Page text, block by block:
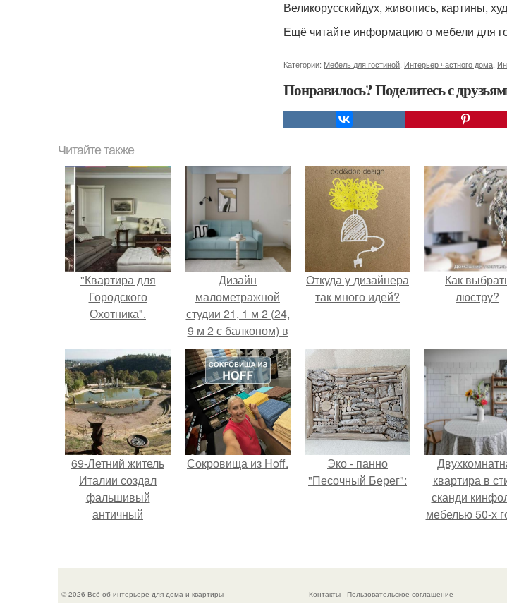
Великорусскийдух, живопись, картины,
Ещё читайте информацию о мебели для
Категории: Мебель для гостиной Интерьер частного дома
Понравилось? Поделитесь с
Читайте также
"Квартира для
Городского
Охотника".
Дизайн
малометражной
студии 21, 1 м 2 (24,
9 м 2 с балконом) в
Краснодаре.
Откуда у дизайнера
так много идей?
Как
люстру?
69-Летний житель
Италии создал
фальшивый
античный
успешно выдавал
историческое
Сокровища из Hoff.
Эко - панно
"Песочный Берег":
квартира в
сканди
мебелью 50-х
© 2026 Всё об интерьере для дома и квартиры Контакты Пользовательское соглашение